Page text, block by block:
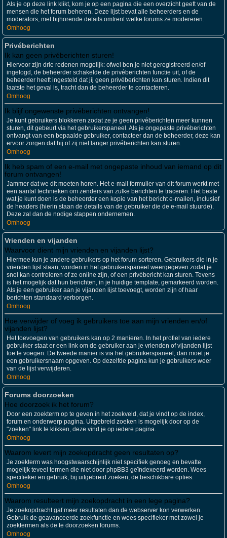
Als je op deze link klikt, kom je op een pagina die een overzicht geeft van de
mensen die het forum beheren. Deze lijst bevat alle beheerders en de
moderators, met bijhorende details omtrent welke forums ze modereren.
Omhoog
Privéberichten
Ik kan geen privéberichten sturen!
Hiervoor zijn drie redenen mogelijk: ofwel ben je niet geregistreerd en/of
ingelogd, de beheerder schakelde de privéberichten functie uit, of de
beheerder heeft ingesteld dat jij geen privéberichten kan sturen. Indien dit
laatste het geval is, tracht dan de beheerder te contacteren.
Omhoog
Ik blijf ongewenste privéberichten ontvangen!
Je kunt gebruikers blokkeren zodat ze je geen privéberichten meer kunnen
sturen, dit gebeurt via het gebruikerspaneel. Als je ongepaste privéberichten
ontvangt van een bepaalde gebruiker, contacteer dan de beheerder, deze kan
ervoor zorgen dat hij of zij niet langer privéberichten kan sturen.
Omhoog
Ik heb spam of een e-mail met ongepaste inhoud van iemand op dit
forum ontvangen!
Jammer dat we dit moeten horen. Het e-mail formulier van dit forum werkt met
een aantal technieken om zenders van zulke berichten te traceren. Het beste
wat je kunt doen is de beheerder een kopie van het bericht e-mailen, inclusief
de headers (hierin staan de details van de gebruiker die de e-mail stuurde).
Deze zal dan de nodige stappen ondernemen.
Omhoog
Vrienden en vijanden
Waarvoor dient mijn vrienden en vijanden lijst?
Hiermee kun je andere gebruikers op het forum sorteren. Gebruikers die in je
vrienden lijst staan, worden in het gebruikerspaneel weergegeven zodat je
snel kan controleren of ze online zijn, of een privébericht kan sturen. Tevens
is het mogelijk dat hun berichten, in je huidige template, gemarkeerd worden.
Als je een gebruiker aan je vijanden lijst toevoegt, worden zijn of haar
berichten standaard verborgen.
Omhoog
Hoe verwijder of voeg ik gebruikers toe aan mijn vrienden en/of
vijanden lijst?
Het toevoegen van gebruikers kan op 2 manieren. In het profiel van iedere
gebruiker staat er een link om de gebruiker aan je vrienden of vijanden lijst
toe te voegen. De tweede manier is via het gebruikerspaneel, dan moet je
een gebruikersnaam opgeven. Op dezelfde pagina kun je gebruikers weer
van de lijst verwijderen.
Omhoog
Forums doorzoeken
Hoe doorzoek ik het forum?
Door een zoekterm op te geven in het zoekveld, dat je vindt op de index,
forum en onderwerp pagina. Uitgebreid zoeken is mogelijk door op de
"zoeken" link te klikken, deze vind je op iedere pagina.
Omhoog
Waarom levert mijn zoekopdracht geen resultaten op?
Je zoekterm was hoogstwaarschijnlijk niet specifiek genoeg en bevatte
mogelijk teveel termen die niet door phpBB3 geïndexeerd worden. Wees
specifieker en gebruik, bij uitgebreid zoeken, de beschikbare opties.
Omhoog
Waarom resulteert mijn zoekopdracht in een lege pagina?
Je zoekopdracht gaf meer resultaten dan de webserver kon verwerken.
Gebruik de geavanceerde zoekfunctie en wees specifieker met zowel je
zoektermen als de te doorzoeken forums.
Omhoog